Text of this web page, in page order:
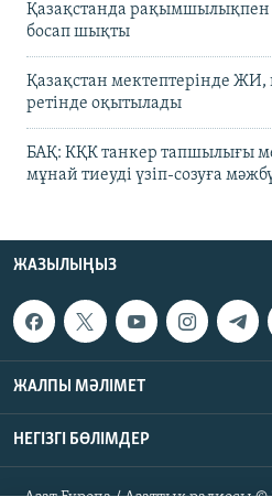
Қазақстанда рақымшылықпен
босап шықты
Қазақстан мектептерінде ЖИ,
ретінде оқытылады
БАҚ: КҚК танкер тапшылығы
мұнай тиеуді үзіп-созуға
ЖАЗЫЛЫҢЫЗ
ЖАЛПЫ МӘЛІМЕТ
НЕГІЗГІ БӨЛІМДЕР